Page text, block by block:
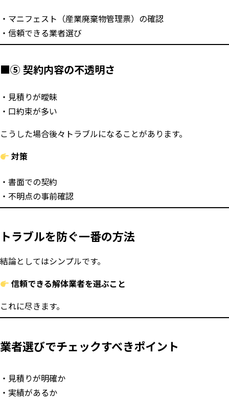
マニフェスト（産業廃棄物管理票）の確認
信頼できる業者選び
■⑤ 契約内容の不透明さ
見積りが曖昧
口約束が多い
こうした場合後々トラブルになることがあります。
対策
書面での契約
不明点の事前確認
トラブルを防ぐ一番の方法
結論としてはシンプルです。
信頼できる解体業者を選ぶこと
これに尽きます。
業者選びでチェックすべきポイント
見積りが明確か
実績があるか